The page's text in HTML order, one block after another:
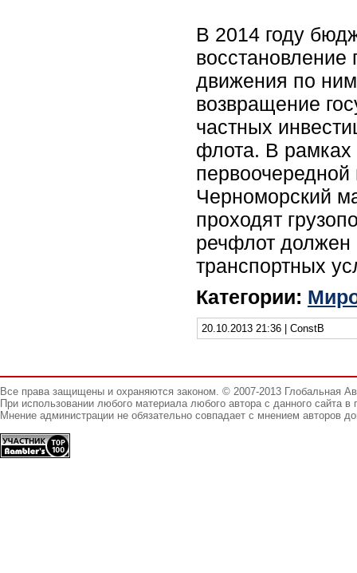
В 2014 году
восстановление
движения по
возвращение
частных
флота. В рамках
первоочередной
Черноморский
проходят
речфлот должен
транспортных
Категории:
20.10.2013 21:36 | ConstB
Все права защищены и охраняются законом. © 2007-2013 Глобальная
При использовании любого материала любого автора с данного сайта
Мнение администрации не обязательно совпадает с мнением авторов